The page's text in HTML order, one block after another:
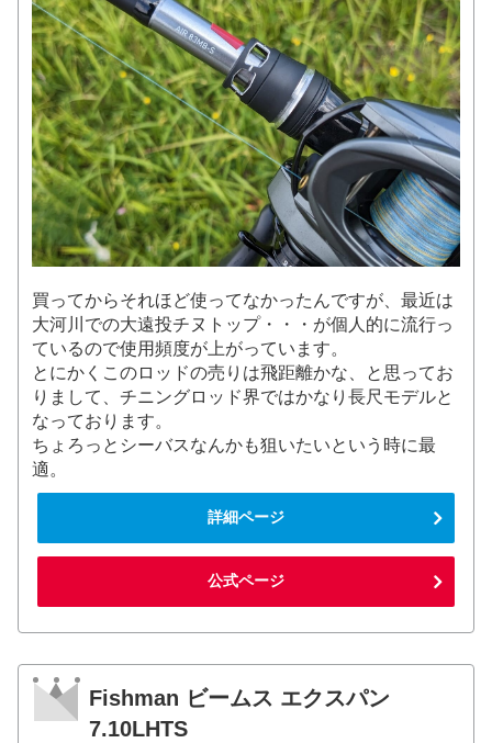
買ってからそれほど使ってなかったんですが、最近は
大河川での大遠投チヌトップ・・・が個人的に流行っ
ているので使用頻度が上がっています。
とにかくこのロッドの売りは飛距離かな、と思ってお
りまして、チニングロッド界ではかなり長尺モデルと
なっております。
ちょろっとシーバスなんかも狙いたいという時に最
適。
詳細ページ
公式ページ
Fishman ビームス エクスパン
7.10LHTS